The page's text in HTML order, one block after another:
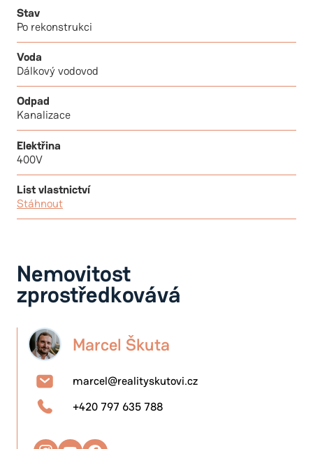
Stav
Po rekonstrukci
Voda
Dálkový vodovod
Odpad
Kanalizace
Elektřina
400V
List vlastnictví
Stáhnout
Nemovitost
zprostředkovává
Marcel Škuta
marcel@realityskutovi.cz
+420 797 635 788